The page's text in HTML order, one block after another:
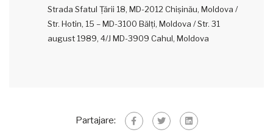
Strada Sfatul Țării 18, MD-2012 Chișinău, Moldova /
Str. Hotin, 15 – MD-3100 Bălţi, Moldova / Str. 31
august 1989, 4/J MD-3909 Cahul, Moldova
Partajare: